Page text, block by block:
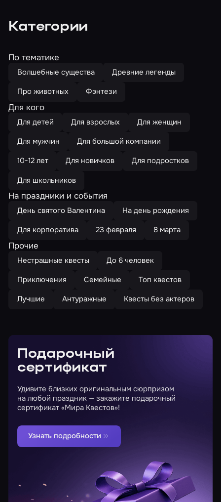
Категории
По тематике
Волшебные существа
Древние легенды
Про животных
Фэнтези
Для кого
Для детей Для взрослых
Для женщин
Для мужчин
Для большой компании
10-12 лет
Для новичков
Для подростков
Для школьников
На праздники и события
День святого Валентина
На день рождения
Для корпоратива
23 февраля 8 марта
Прочие
Нестрашные квесты
До 6 человек
Приключения
Семейные
Топ квестов
Лучшие
Антуражные Квесты без актеров
Подарочный
сертификат
Удивите близких оригинальным сюрпризом
на любой праздник — закажите подарочный
сертификат «Мира Квестов»!
Узнать подробности